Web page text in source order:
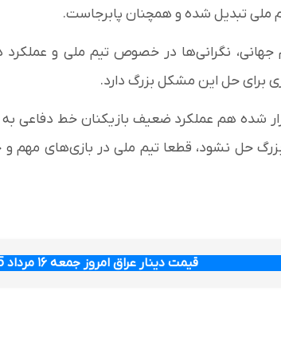
ملی تبدیل شده ‌و همچنان پابرجاست.
جهانی، نگرانی‌ها در خصوص تیم ملی و
برای حل این مشکل بزرگ دارد.
شده هم عملکرد ضعیف بازیکنان خط دفاعی
حل نشود، قطعا تیم ملی در بازی‌های
قیمت دینار عراق امروز جمعه ۱۶ مرداد 1405 چند؟